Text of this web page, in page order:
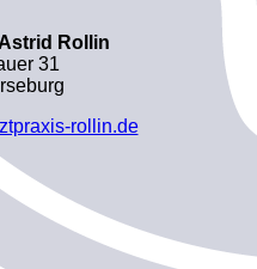
Rollin
31
rollin.de